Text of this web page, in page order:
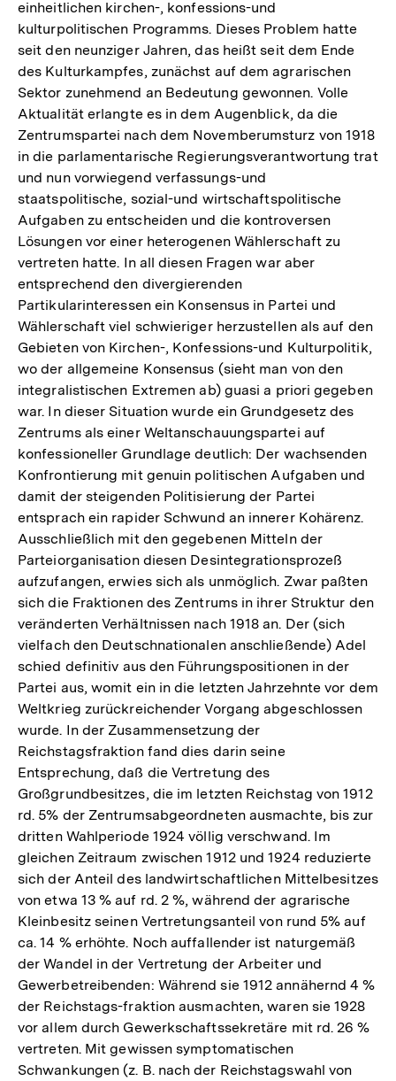
einheitlichen kirchen-, konfessions-und
kulturpolitischen Programms. Dieses Problem hatte
seit den neunziger Jahren, das heißt seit dem Ende
des Kulturkampfes, zunächst auf dem agrarischen
Sektor zunehmend an Bedeutung gewonnen. Volle
Aktualität erlangte es in dem Augenblick, da die
Zentrumspartei nach dem Novemberumsturz von 1918
in die parlamentarische Regierungsverantwortung trat
und nun vorwiegend verfassungs-und
staatspolitische, sozial-und wirtschaftspolitische
Aufgaben zu entscheiden und die kontroversen
Lösungen vor einer heterogenen Wählerschaft zu
vertreten hatte. In all diesen Fragen war aber
entsprechend den divergierenden
Partikularinteressen ein Konsensus in Partei und
Wählerschaft viel schwieriger herzustellen als auf den
Gebieten von Kirchen-, Konfessions-und Kulturpolitik,
wo der allgemeine Konsensus (sieht man von den
integralistischen Extremen ab) guasi a priori gegeben
war. In dieser Situation wurde ein Grundgesetz des
Zentrums als einer Weltanschauungspartei auf
konfessioneller Grundlage deutlich: Der wachsenden
Konfrontierung mit genuin politischen Aufgaben und
damit der steigenden Politisierung der Partei
entsprach ein rapider Schwund an innerer Kohärenz.
Ausschließlich mit den gegebenen Mitteln der
Parteiorganisation diesen Desintegrationsprozeß
aufzufangen, erwies sich als unmöglich. Zwar paßten
sich die Fraktionen des Zentrums in ihrer Struktur den
veränderten Verhältnissen nach 1918 an. Der (sich
vielfach den Deutschnationalen anschließende) Adel
schied definitiv aus den Führungspositionen in der
Partei aus, womit ein in die letzten Jahrzehnte vor dem
Weltkrieg zurückreichender Vorgang abgeschlossen
wurde. In der Zusammensetzung der
Reichstagsfraktion fand dies darin seine
Entsprechung, daß die Vertretung des
Großgrundbesitzes, die im letzten Reichstag von 1912
rd. 5% der Zentrumsabgeordneten ausmachte, bis zur
dritten Wahlperiode 1924 völlig verschwand. Im
gleichen Zeitraum zwischen 1912 und 1924 reduzierte
sich der Anteil des landwirtschaftlichen Mittelbesitzes
von etwa 13 % auf rd. 2 %, während der agrarische
Kleinbesitz seinen Vertretungsanteil von rund 5% auf
ca. 14 % erhöhte. Noch auffallender ist naturgemäß
der Wandel in der Vertretung der Arbeiter und
Gewerbetreibenden: Während sie 1912 annähernd 4 %
der Reichstags-fraktion ausmachten, waren sie 1928
vor allem durch Gewerkschaftssekretäre mit rd. 26 %
vertreten. Mit gewissen symptomatischen
Schwankungen (z. B. nach der Reichstagswahl von